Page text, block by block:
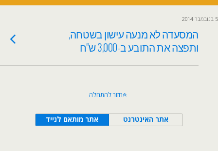
5 בנובמבר 2014
המסעדה לא מנעה עישון בשטחה,
ותפצה את התובע ב-3,000 ש"ח
חזור להתחלה
אתר מותאם לנייד אתר האינטרנט